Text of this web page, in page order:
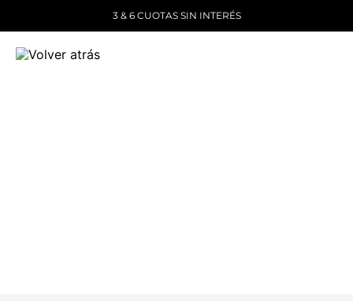
3 & 6 CUOTAS SIN INTERÉS